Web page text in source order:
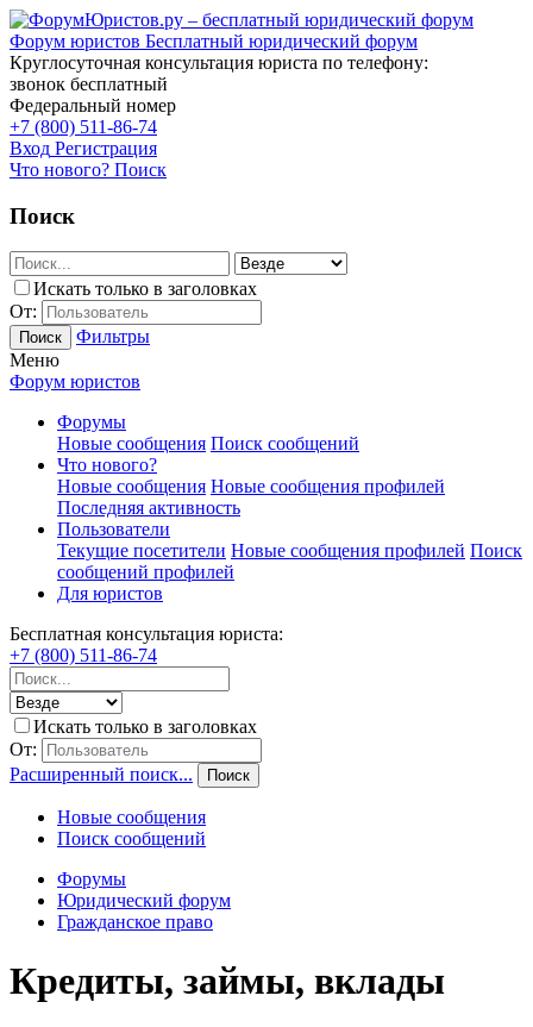
Форум юристов Бесплатный юридический форум
Круглосуточная консультация юриста по телефону:
звонок бесплатный
Федеральный номер
+7 (800) 511-86-74
Вход Регистрация
Что нового? Поиск
Поиск
Искать только в заголовках
От:
Поиск
Фильтры
Меню
Форум юристов
Форумы
Новые сообщения Поиск сообщений
Что нового?
Новые сообщения Новые сообщения профилей
Последняя активность
Пользователи
Текущие посетители Новые сообщения профилей Поиск
сообщений профилей
Для юристов
Бесплатная консультация юриста:
+7 (800) 511-86-74
Искать только в заголовках
От:
Расширенный поиск...
Поиск
Новые сообщения
Поиск сообщений
Форумы
Юридический форум
Гражданское право
Кредиты, займы, вклады